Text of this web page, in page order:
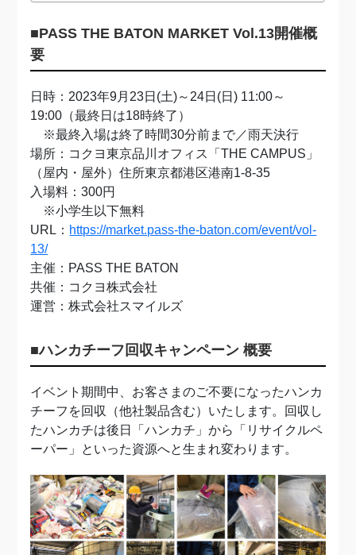
■PASS THE BATON MARKET Vol.13開催概
要
日時：2023年9月23日(土)～24日(日) 11:00～
19:00（最終日は18時終了）
※最終入場は終了時間30分前まで／雨天決行
場所：コクヨ東京品川オフィス「THE CAMPUS」
（屋内・屋外）住所東京都港区港南1-8-35
入場料：300円
※小学生以下無料
URL： https://market.pass-the-baton.com/event/vol-
13/
主催：PASS THE BATON
共催：コクヨ株式会社
運営：株式会社スマイルズ
■ハンカチーフ回収キャンペーン 概要
イベント期間中、お客さまのご不要になったハンカ
チーフを回収（他社製品含む）いたします。回収し
たハンカチは後日「ハンカチ」から「リサイクルペ
ーパー」といった資源へと生まれ変わります。